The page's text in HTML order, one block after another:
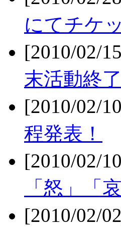
にてチケ
[2010/02/
末活動終了
[2010/02/
程発表！
[2010/02/
「怒」「
[2010/02/